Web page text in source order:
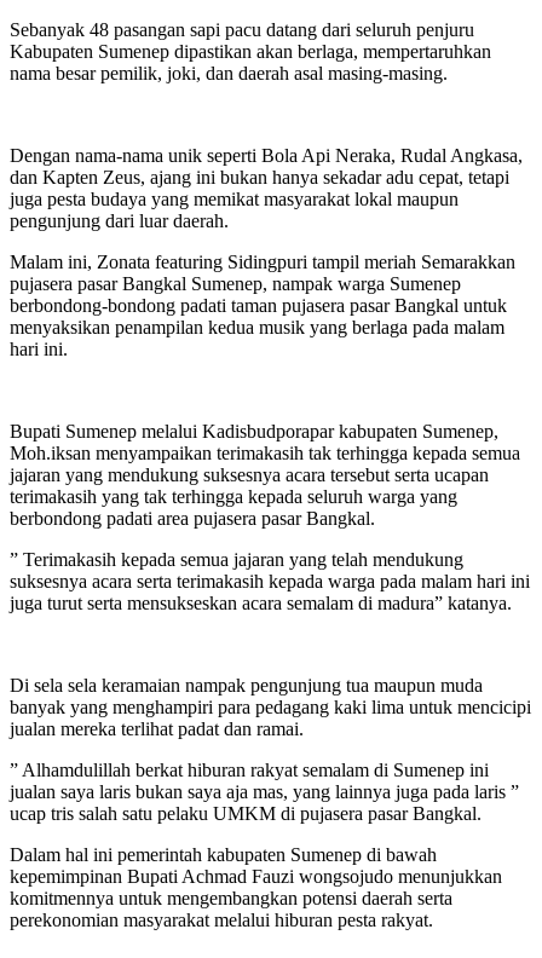
Sebanyak 48 pasangan sapi pacu datang dari seluruh penjuru
Kabupaten Sumenep dipastikan akan berlaga, mempertaruhkan
nama besar pemilik, joki, dan daerah asal masing-masing.
Dengan nama-nama unik seperti Bola Api Neraka, Rudal Angkasa,
dan Kapten Zeus, ajang ini bukan hanya sekadar adu cepat, tetapi
juga pesta budaya yang memikat masyarakat lokal maupun
pengunjung dari luar daerah.
Malam ini, Zonata featuring Sidingpuri tampil meriah Semarakkan
pujasera pasar Bangkal Sumenep, nampak warga Sumenep
berbondong-bondong padati taman pujasera pasar Bangkal untuk
menyaksikan penampilan kedua musik yang berlaga pada malam
hari ini.
Bupati Sumenep melalui Kadisbudporapar kabupaten Sumenep,
Moh.iksan menyampaikan terimakasih tak terhingga kepada semua
jajaran yang mendukung suksesnya acara tersebut serta ucapan
terimakasih yang tak terhingga kepada seluruh warga yang
berbondong padati area pujasera pasar Bangkal.
” Terimakasih kepada semua jajaran yang telah mendukung
suksesnya acara serta terimakasih kepada warga pada malam hari ini
juga turut serta mensukseskan acara semalam di madura” katanya.
Di sela sela keramaian nampak pengunjung tua maupun muda
banyak yang menghampiri para pedagang kaki lima untuk mencicipi
jualan mereka terlihat padat dan ramai.
” Alhamdulillah berkat hiburan rakyat semalam di Sumenep ini
jualan saya laris bukan saya aja mas, yang lainnya juga pada laris ”
ucap tris salah satu pelaku UMKM di pujasera pasar Bangkal.
Dalam hal ini pemerintah kabupaten Sumenep di bawah
kepemimpinan Bupati Achmad Fauzi wongsojudo menunjukkan
komitmennya untuk mengembangkan potensi daerah serta
perekonomian masyarakat melalui hiburan pesta rakyat.